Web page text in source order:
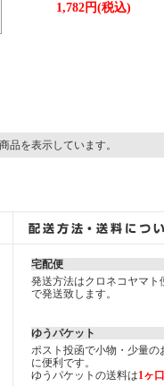
1,782円(税込)
品を表示しています。
宅配便
発送方法はクロネコヤマ
で発送致します。
ゆうパケット
ポスト投函で小物・少量の
に便利です。
ゆうパケットの送料は1ヶ